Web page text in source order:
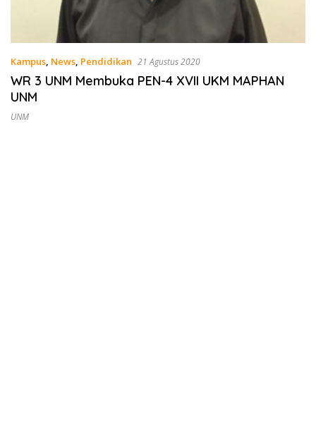
Kampus, News, Pendidikan 21 Agustus 2020
WR 3 UNM Membuka PEN-4 XVII UKM MAPHAN
UNM
UNM